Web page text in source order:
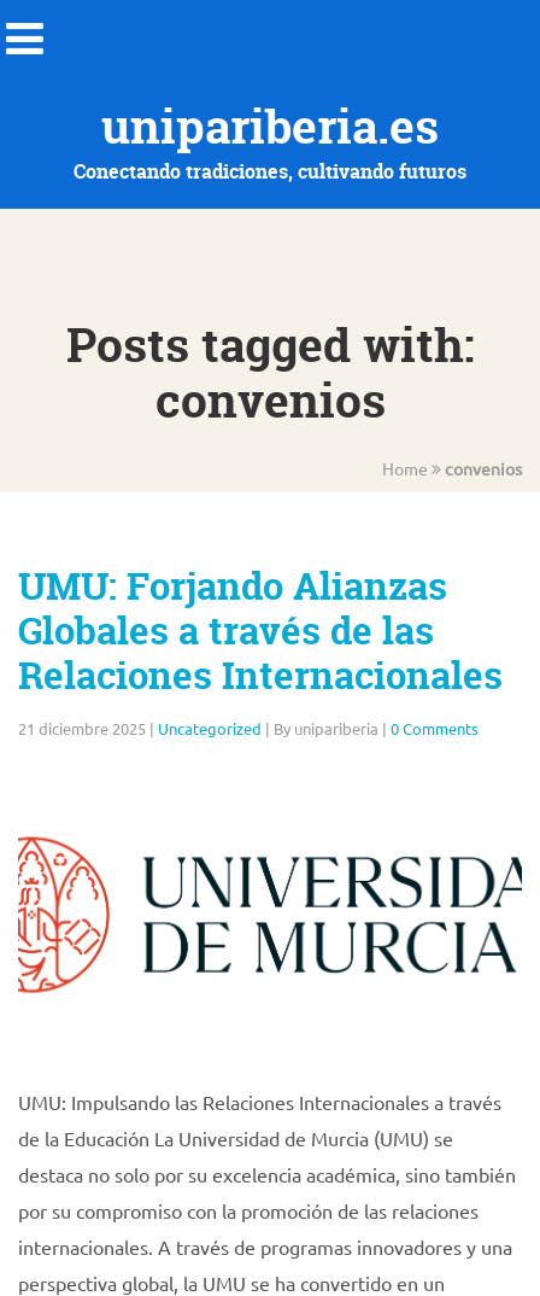
unipariberia.es
Conectando tradiciones, cultivando futuros
Posts tagged with:
convenios
Home convenios
UMU: Forjando Alianzas
Globales a través de las
Relaciones Internacionales
21 diciembre 2025 | Uncategorized | By unipariberia | 0 Comments
UMU: Impulsando las Relaciones Internacionales a través
de la Educación La Universidad de Murcia (UMU) se
destaca no solo por su excelencia académica, sino también
por su compromiso con la promoción de las relaciones
internacionales. A través de programas innovadores y una
perspectiva global, la UMU se ha convertido en un